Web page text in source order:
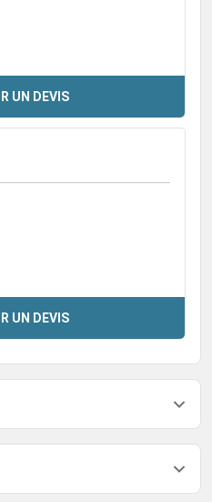
UN DEVIS
UN DEVIS